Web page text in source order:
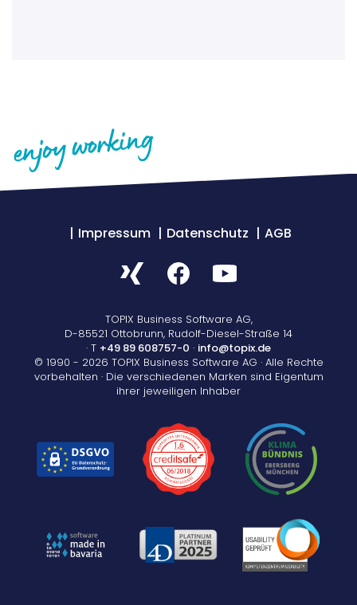
Impressum Datenschutz AGB
TOPIX Business Software AG,
D-85521 Ottobrunn, Rudolf-Diesel-Straße 14
· T +49 89 608757-0 · info@topix.de
© 1990 - 2026 TOPIX Business Software AG · Alle Rechte
vorbehalten · Die verschiedenen Marken sind Eigentum
ihrer jeweiligen Inhaber